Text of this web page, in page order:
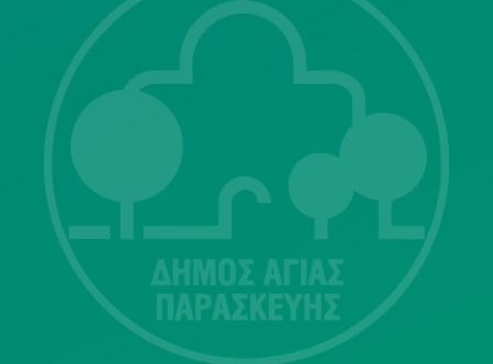
Λ. Μεσογείων 415-417 Τ.Κ.15343
Αγία Παρασκευή
213 2004500
dimos@agiaparaskevi.gr